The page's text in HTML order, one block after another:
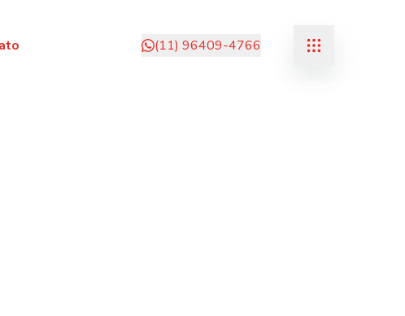
(11) 96409-4766